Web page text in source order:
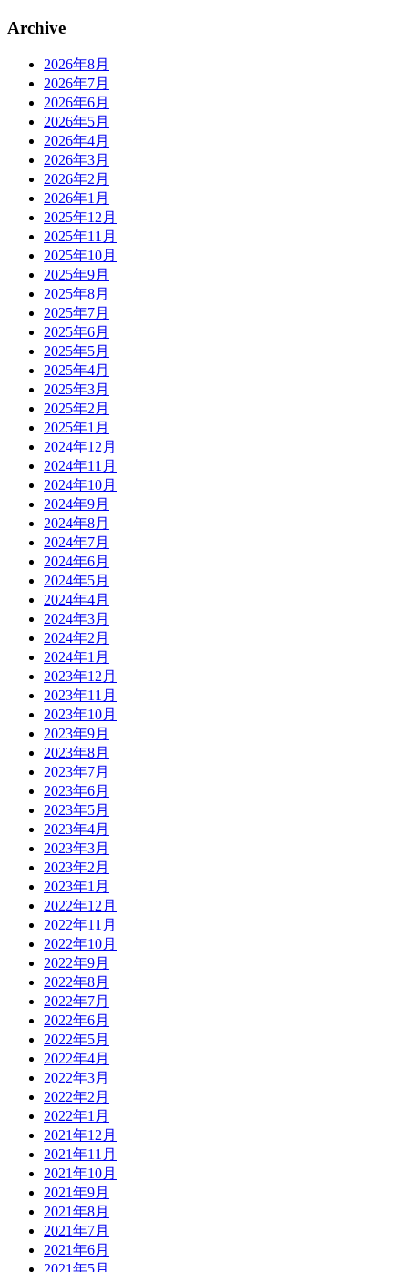
Archive
2026年8月
2026年7月
2026年6月
2026年5月
2026年4月
2026年3月
2026年2月
2026年1月
2025年12月
2025年11月
2025年10月
2025年9月
2025年8月
2025年7月
2025年6月
2025年5月
2025年4月
2025年3月
2025年2月
2025年1月
2024年12月
2024年11月
2024年10月
2024年9月
2024年8月
2024年7月
2024年6月
2024年5月
2024年4月
2024年3月
2024年2月
2024年1月
2023年12月
2023年11月
2023年10月
2023年9月
2023年8月
2023年7月
2023年6月
2023年5月
2023年4月
2023年3月
2023年2月
2023年1月
2022年12月
2022年11月
2022年10月
2022年9月
2022年8月
2022年7月
2022年6月
2022年5月
2022年4月
2022年3月
2022年2月
2022年1月
2021年12月
2021年11月
2021年10月
2021年9月
2021年8月
2021年7月
2021年6月
2021年5月